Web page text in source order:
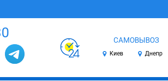
САМОВЫВОЗ
Киев Днепр